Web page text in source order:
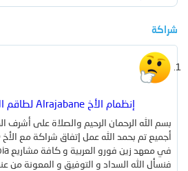
بواسطة:
شراكة
إنظمام الأخ Alrajabane لطاقم الإدارة
بسم الله الرحمان الرحيم والصلاة على أشرف
فنسأل الله السداد و التوفيق و المعونة من